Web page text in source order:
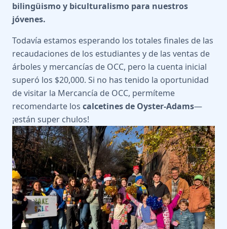
bilingüismo y biculturalismo para nuestros
jóvenes.
Todavía estamos esperando los totales finales de las
recaudaciones de los estudiantes y de las ventas de
árboles y mercancías de OCC, pero la cuenta inicial
superó los $20,000. Si no has tenido la oportunidad
de visitar la Mercancía de OCC, permíteme
recomendarte los calcetines de Oyster-Adams—
¡están super chulos!